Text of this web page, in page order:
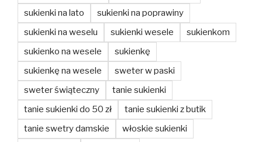
sukienki na lato
sukienki na poprawiny
sukienki na weselu
sukienki wesele
sukienkom
sukienko na wesele
sukienkę
sukienkę na wesele
sweter w paski
sweter świąteczny
tanie sukienki
tanie sukienki do 50 zł
tanie sukienki z butik
tanie swetry damskie
włoskie sukienki